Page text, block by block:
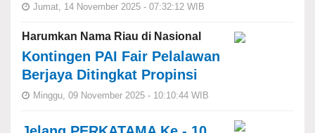
Jumat, 14 November 2025 - 07:32:12 WIB
Harumkan Nama Riau di Nasional
Kontingen PAI Fair Pelalawan
Berjaya Ditingkat Propinsi
Minggu, 09 November 2025 - 10:10:44 WIB